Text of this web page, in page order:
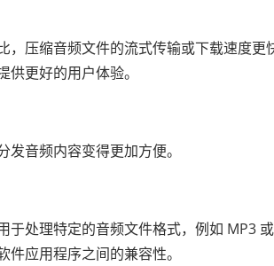
，压缩音频文件的流式传输或下载速度
更好的用户体验。
发音频内容变得更加方便。
于处理特定的音频文件格式，例如 MP3
应用程序之间的兼容性。